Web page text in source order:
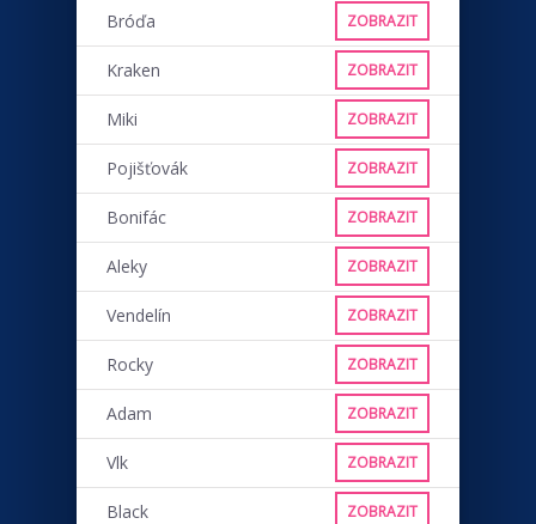
Bróďa ZOBRAZIT
Kraken ZOBRAZIT
Miki ZOBRAZIT
Pojišťovák ZOBRAZIT
Bonifác ZOBRAZIT
Aleky ZOBRAZIT
Vendelín ZOBRAZIT
Rocky ZOBRAZIT
Adam ZOBRAZIT
Vlk ZOBRAZIT
Black ZOBRAZIT